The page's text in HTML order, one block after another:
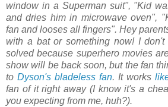
window in a Superman suit", "Kid
and dries him in microwave oven",
fan and looses all fingers". Hey
with a bat or something now! I
solved because superhero movies
show will be back soon, but the fan
to Dyson's bladeless fan. It works
fan of it right away (I know it's a
you expecting from me, huh?).